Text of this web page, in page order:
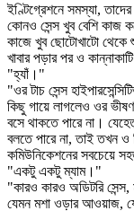
ইণ্টিগ্রেশনে সমস্যা,
কোনও সেন্স খুব বেশি কাজ
কাজে খুব ছোটোখাটো থেকে
খাবার পড়ার পর ও
"হ্যাঁ।"
"ওর টাচ সেন্স
কিছু গায়ে লাগলেও ওর
বসে থাকতে পারে না।
বলতে পারে না, তাই তখন ও
কমিউনিকেশনের সবচেয়ে
"একটু একটু ম্যাম।"
"কারও কারও অডিটরি
যেমন মশা ওড়ার আওয়াজ,